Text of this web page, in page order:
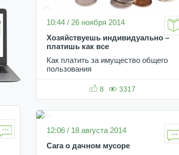
10:44 / 26 ноября 2014
Хозяйствуешь индивидуально –
платишь как все
Как платить за имущество общего
пользования
8 3317
12:06 / 18 августа 2014
Сага о дачном мусоре